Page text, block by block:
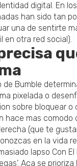
digital. En
han sido tan
una de sentirte
en otra red social).
de Bumble
pixelada o
sobre bloquear o
hace mas
(que te
en la vida
lapso Con
Aca se